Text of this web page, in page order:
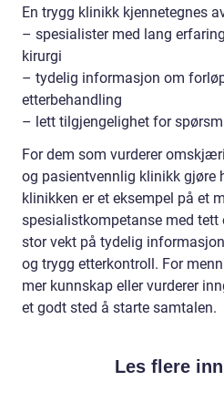
En trygg klinikk kjennetegnes
– spesialister med lang
kirurgi
– tydelig informasjon om
etterbehandling
– lett tilgjengelighet for
For dem som vurderer
og pasientvennlig klinikk gjøre
klinikken er et eksempel på et
spesialistkompetanse med tett
stor vekt på tydelig
og trygg etterkontroll. For
mer kunnskap eller vurderer
et godt sted å starte samtalen.
Les flere